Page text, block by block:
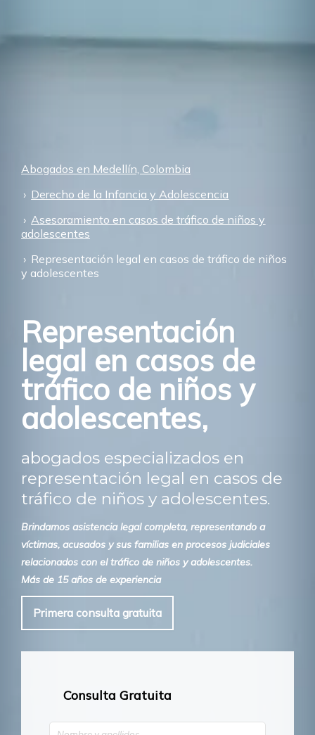
Abogados en Medellín, Colombia
Derecho de la Infancia y Adolescencia
Asesoramiento en casos de tráfico de niños y
adolescentes
Representación legal en casos de tráfico de niños
y adolescentes
Representación
legal en casos de
tráfico de niños y
adolescentes,
abogados especializados en
representación legal en casos de
tráfico de niños y adolescentes.
Brindamos asistencia legal completa, representando a
víctimas, acusados y sus familias en procesos judiciales
relacionados con el tráfico de niños y adolescentes.
Más de 15 años de experiencia
Primera consulta gratuita
Consulta Gratuita